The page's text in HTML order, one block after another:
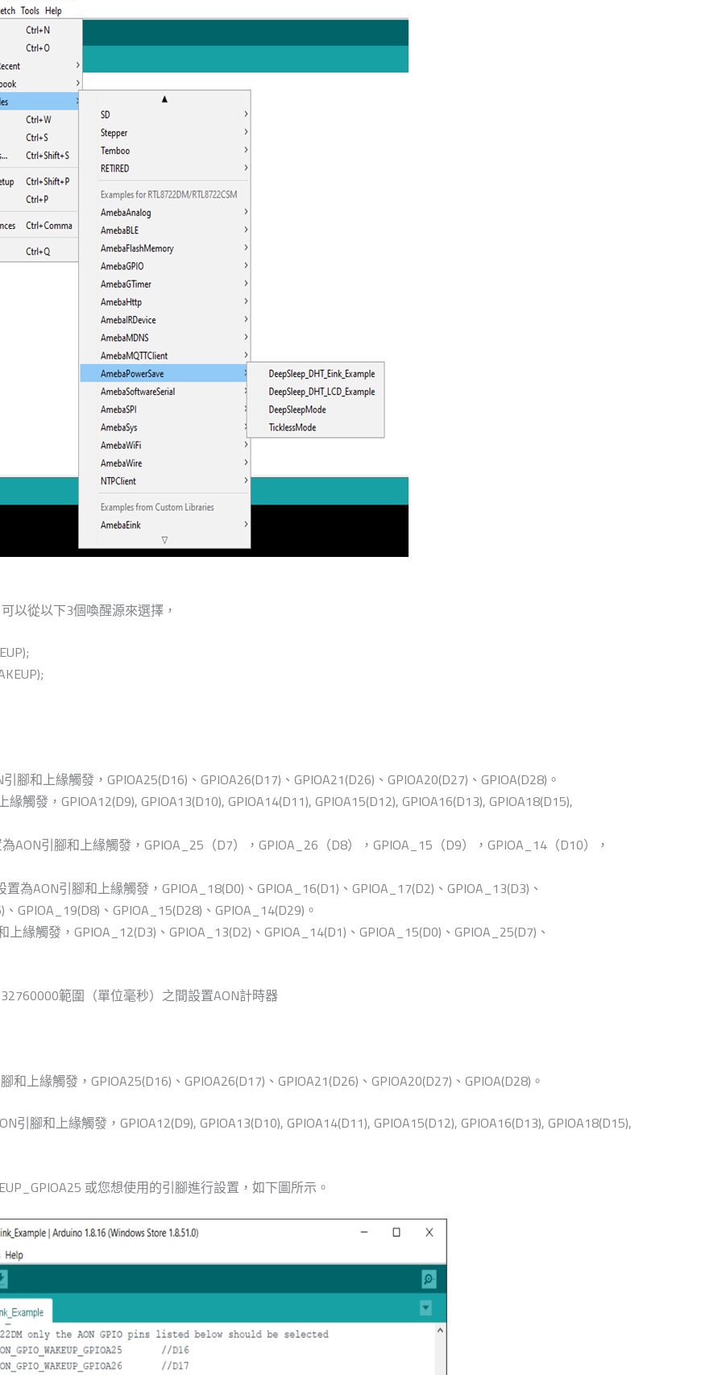
以從以下3個喚醒源來選擇，
和上緣觸發，GPIOA25(D16)、GPIOA26(D17)、GPIOA21(D26)、GPIOA20(D27)、GPIOA(D28)。
發，GPIOA12(D9), GPIOA13(D10), GPIOA14(D11), GPIOA15(D12), GPIOA16(D13), GPIOA18(D15),
AON引腳和上緣觸發，GPIOA_25（D7），GPIOA_26（D8），GPIOA_15（D9），GPIOA_14（D10），
為AON引腳和上緣觸發，GPIOA_18(D0)、GPIOA_16(D1)、GPIOA_17(D2)、GPIOA_13(D3)、
GPIOA_19(D8)、GPIOA_15(D28)、GPIOA_14(D29)。
緣觸發，GPIOA_12(D3)、GPIOA_13(D2)、GPIOA_14(D1)、GPIOA_15(D0)、GPIOA_25(D7)、
範圍（單位毫秒）之間設置AON計時器
上緣觸發，GPIOA25(D16)、GPIOA26(D17)、GPIOA21(D26)、GPIOA20(D27)、GPIOA(D28)。
腳和上緣觸發，GPIOA12(D9), GPIOA13(D10), GPIOA14(D11), GPIOA15(D12), GPIOA16(D13), GPIOA18(D15),
或您想使用的引腳進行設置，如下圖所示。